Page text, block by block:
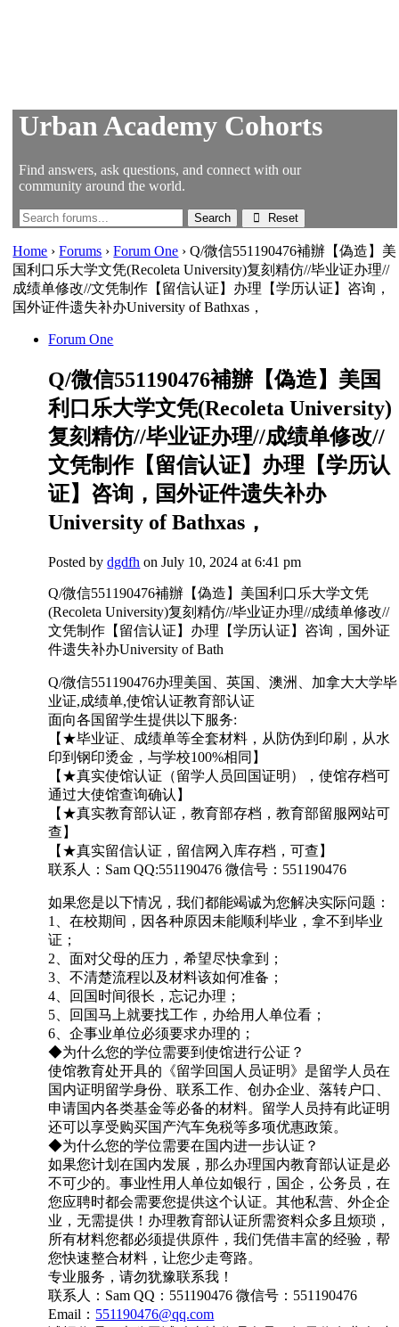
Urban Academy Cohorts
Find answers, ask questions, and connect with our
community around the world.
Reset
Home › Forums › Forum One › Q/微信551190476補辦【偽造】美
国利口乐大学文凭(Recoleta University)复刻精仿//毕业证办理//
成绩单修改//文凭制作【留信认证】办理【学历认证】咨询，
国外证件遗失补办University of Bathxas，
Forum One
Q/微信551190476補辦【偽造】美国
利口乐大学文凭(Recoleta University)
复刻精仿//毕业证办理//成绩单修改//
文凭制作【留信认证】办理【学历认
证】咨询，国外证件遗失补办
University of Bathxas，
Posted bydgdfh on July 10, 2024 at 6:41 pm
Q/微信551190476補辦【偽造】美国利口乐大学文凭
(Recoleta University)复刻精仿//毕业证办理//成绩单修改//
文凭制作【留信认证】办理【学历认证】咨询，国外证
件遗失补办University of Bath
Q/微信551190476办理美国、英国、澳洲、加拿大大学毕
业证,成绩单,使馆认证教育部认证
面向各国留学生提供以下服务:
【★毕业证、成绩单等全套材料，从防伪到印刷，从水
印到钢印烫金，与学校100%相同】
【★真实使馆认证（留学人员回国证明），使馆存档可
通过大使馆查询确认】
【★真实教育部认证，教育部存档，教育部留服网站可
查】
【★真实留信认证，留信网入库存档，可查】
联系人：Sam QQ:551190476 微信号：551190476
如果您是以下情况，我们都能竭诚为您解决实际问题：
1、在校期间，因各种原因未能顺利毕业，拿不到毕业
证；
2、面对父母的压力，希望尽快拿到；
3、不清楚流程以及材料该如何准备；
4、回国时间很长，忘记办理；
5、回国马上就要找工作，办给用人单位看；
6、企事业单位必须要求办理的；
◆为什么您的学位需要到使馆进行公证？
使馆教育处开具的《留学回国人员证明》是留学人员在
国内证明留学身份、联系工作、创办企业、落转户口、
申请国内各类基金等必备的材料。留学人员持有此证明
还可以享受购买国产汽车免税等多项优惠政策。
◆为什么您的学位需要在国内进一步认证？
如果您计划在国内发展，那么办理国内教育部认证是必
不可少的。事业性用人单位如银行，国企，公务员，在
您应聘时都会需要您提供这个认证。其他私营、外企企
业，无需提供！办理教育部认证所需资料众多且烦琐，
所有材料您都必须提供原件，我们凭借丰富的经验，帮
您快速整合材料，让您少走弯路。
专业服务，请勿犹豫联系我！
联系人：Sam QQ：551190476 微信号：551190476
Email： 551190476@qq.com